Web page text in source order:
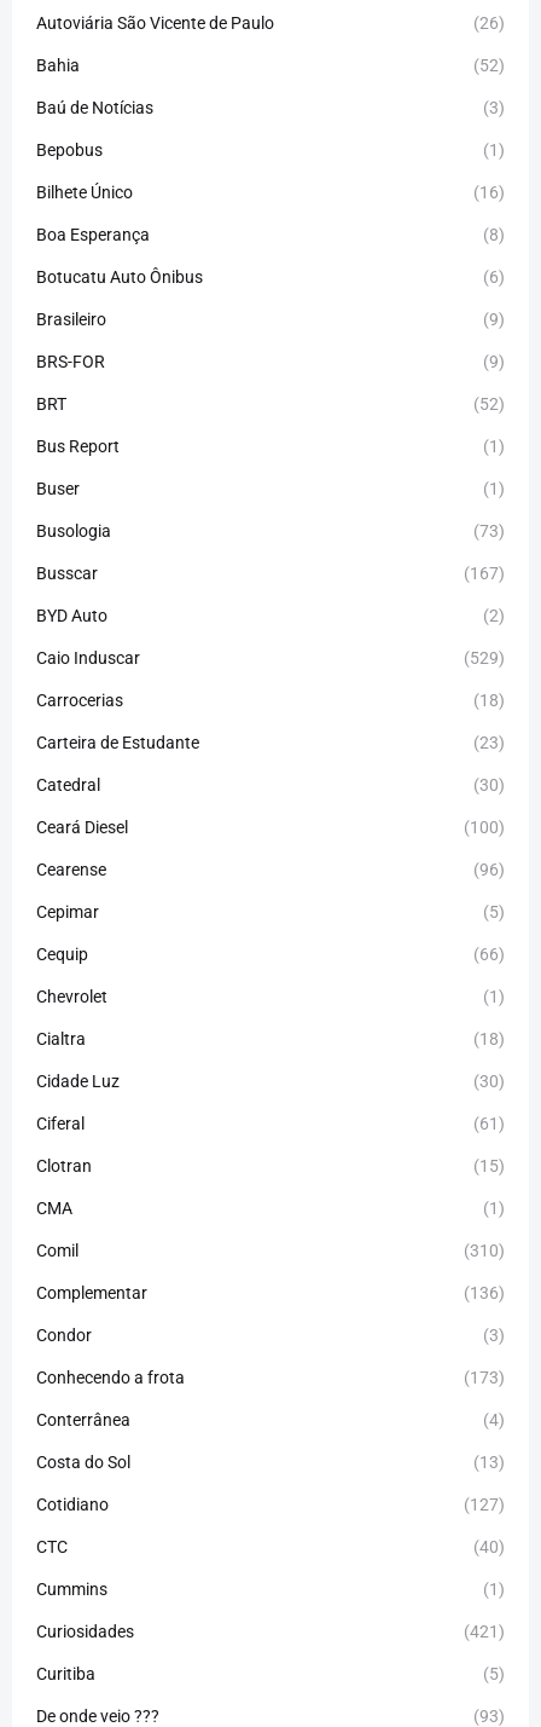
Autoviária São Vicente de Paulo (26)
Bahia (52)
Baú de Notícias (3)
Bepobus (1)
Bilhete Único (16)
Boa Esperança (8)
Botucatu Auto Ônibus (6)
Brasileiro (9)
BRS-FOR (9)
BRT (52)
Bus Report (1)
Buser (1)
Busologia (73)
Busscar (167)
BYD Auto (2)
Caio Induscar (529)
Carrocerias (18)
Carteira de Estudante (23)
Catedral (30)
Ceará Diesel (100)
Cearense (96)
Cepimar (5)
Cequip (66)
Chevrolet (1)
Cialtra (18)
Cidade Luz (30)
Ciferal (61)
Clotran (15)
CMA (1)
Comil (310)
Complementar (136)
Condor (3)
Conhecendo a frota (173)
Conterrânea (4)
Costa do Sol (13)
Cotidiano (127)
CTC (40)
Cummins (1)
Curiosidades (421)
Curitiba (5)
De onde veio ??? (93)